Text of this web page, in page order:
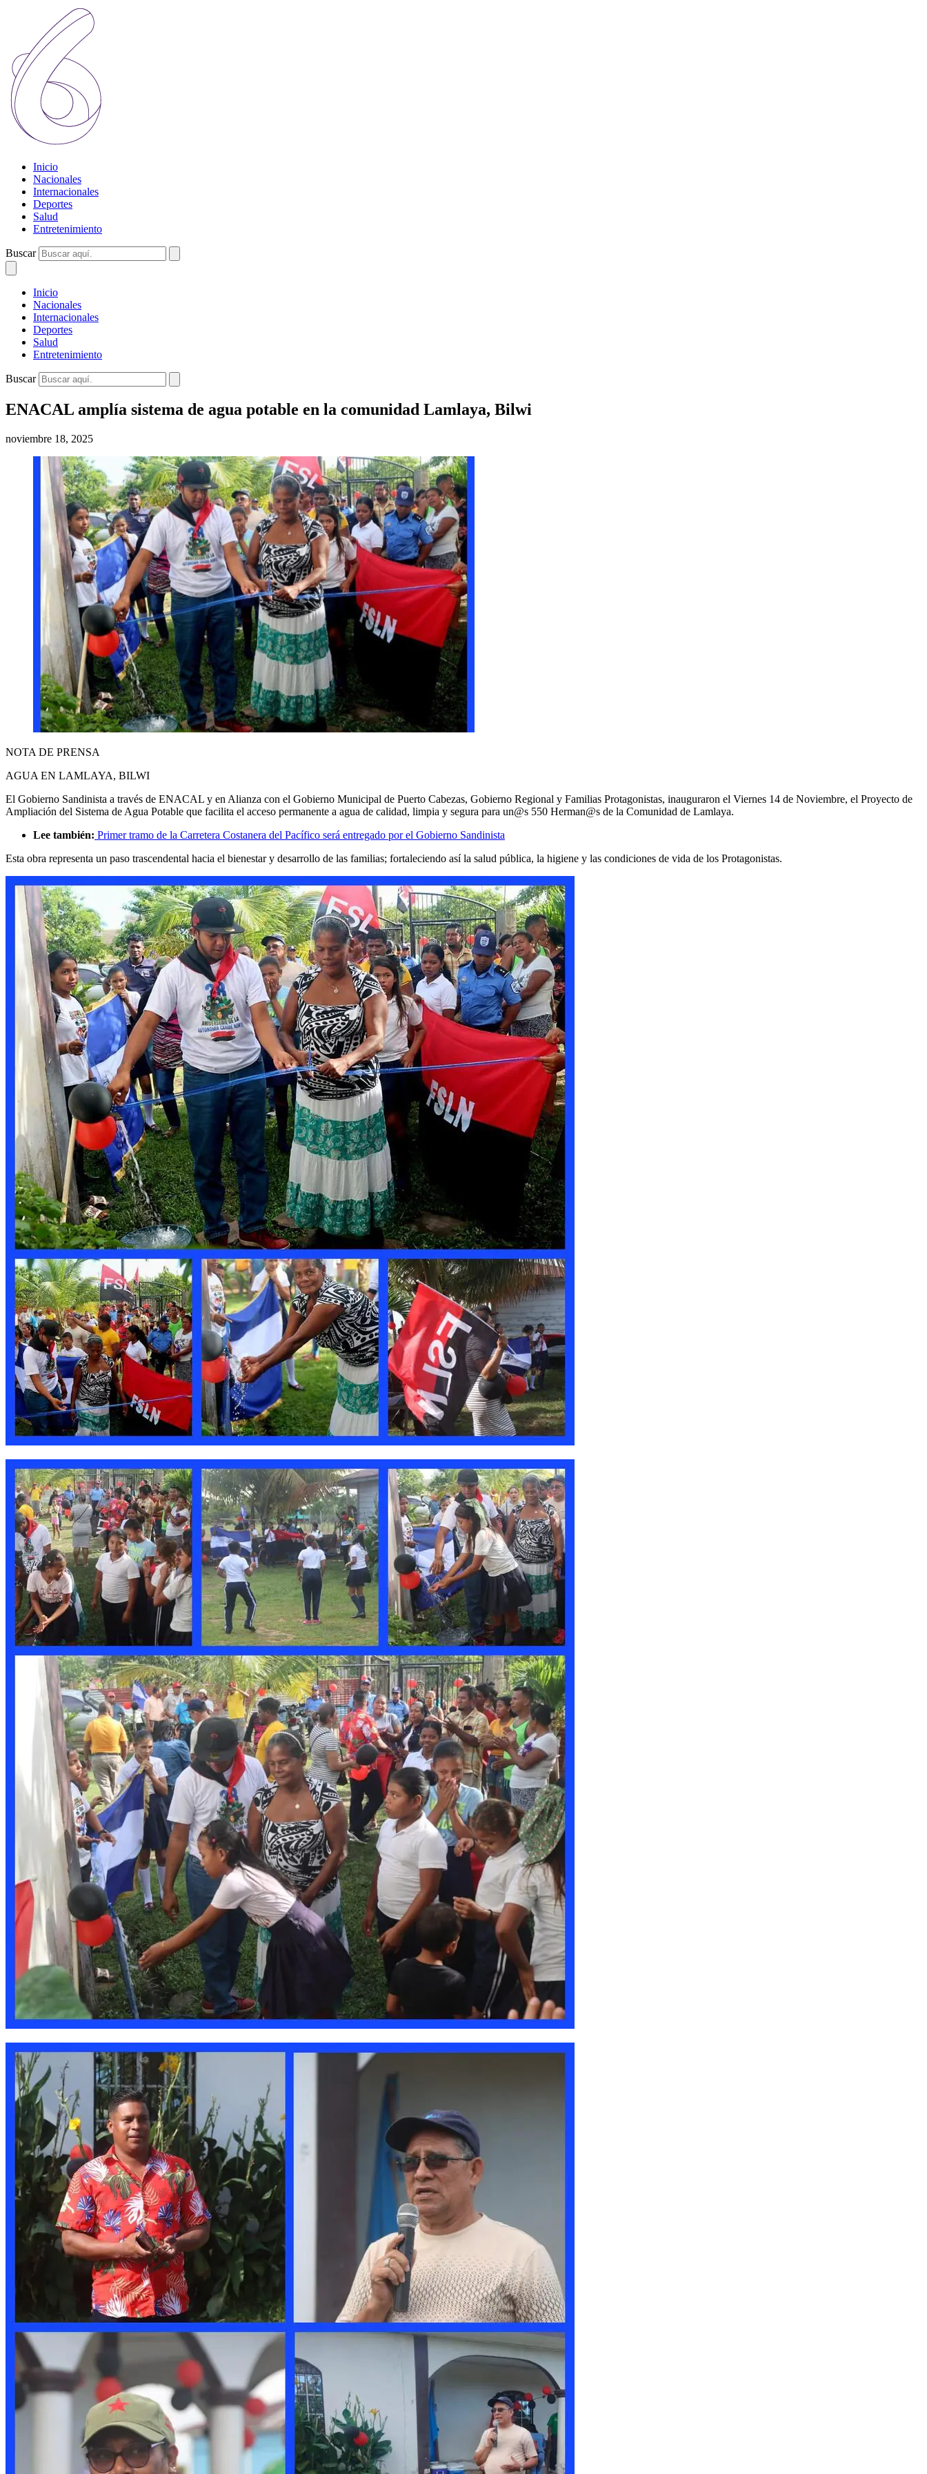
Inicio
Nacionales
Internacionales
Deportes
Salud
Entretenimiento
Buscar
Inicio
Nacionales
Internacionales
Deportes
Salud
Entretenimiento
Buscar
ENACAL amplía sistema de agua potable en la comunidad Lamlaya, Bilwi
noviembre 18, 2025
NOTA DE PRENSA
AGUA EN LAMLAYA, BILWI
El Gobierno Sandinista a través de ENACAL y en Alianza con el Gobierno Municipal de Puerto Cabezas, Gobierno Regional y Familias Protagonistas, inauguraron el Viernes 14 de Noviembre, el Proyecto de
Ampliación del Sistema de Agua Potable que facilita el acceso permanente a agua de calidad, limpia y segura para un@s 550 Herman@s de la Comunidad de Lamlaya.
Lee también: Primer tramo de la Carretera Costanera del Pacífico será entregado por el Gobierno Sandinista
Esta obra representa un paso trascendental hacia el bienestar y desarrollo de las familias; fortaleciendo así la salud pública, la higiene y las condiciones de vida de los Protagonistas.